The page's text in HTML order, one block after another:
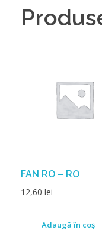
FAN RO – RO
12,60 lei
Adaugă în coș